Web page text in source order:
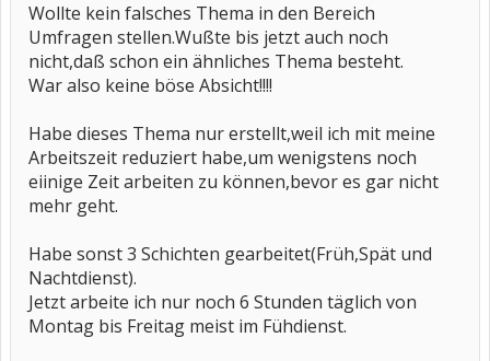
Wollte kein falsches Thema in den Bereich
Umfragen stellen.Wußte bis jetzt auch noch
nicht,daß schon ein ähnliches Thema besteht.
War also keine böse Absicht!!!!
Habe dieses Thema nur erstellt,weil ich mit meine
Arbeitszeit reduziert habe,um wenigstens noch
eiinige Zeit arbeiten zu können,bevor es gar nicht
mehr geht.
Habe sonst 3 Schichten gearbeitet(Früh,Spät und
Nachtdienst).
Jetzt arbeite ich nur noch 6 Stunden täglich von
Montag bis Freitag meist im Fühdienst.